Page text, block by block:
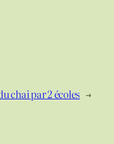
chai par 2 écoles →